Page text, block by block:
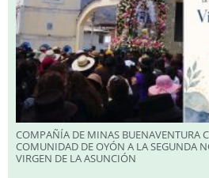
COMPAÑÍA DE MINAS BUENAVENTURA
COMUNIDAD DE OYÓN A LA SEGUNDA
VIRGEN DE LA ASUNCIÓN